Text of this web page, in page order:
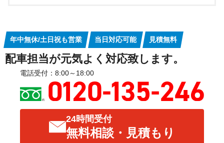
年中無休/土日祝も営業 当日対応可能 見積無料
配車担当が元気よく対応致します。
電話受付：8:00～18:00
24時間受付
無料相談・見積もり